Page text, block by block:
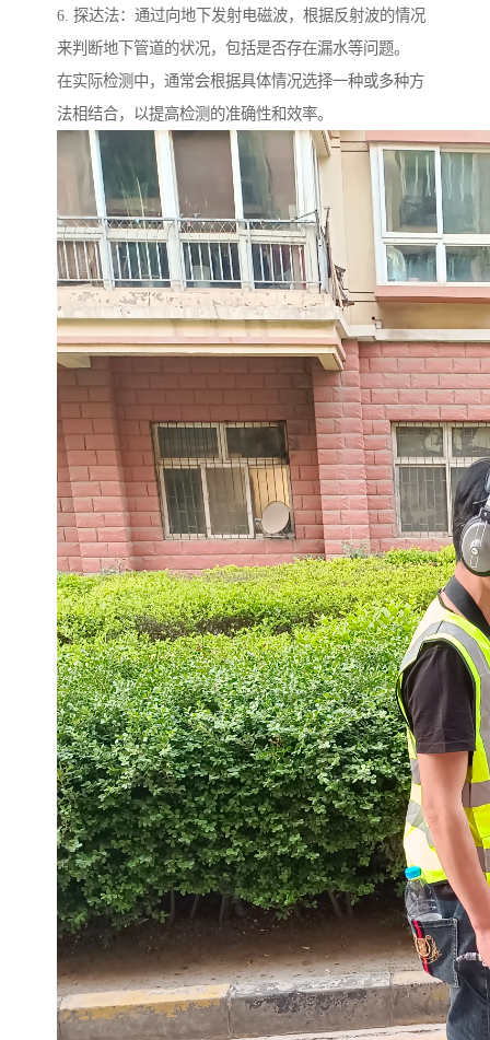
6. 探达法：通过向地下发射电磁波，根据反射波的情况
来判断地下管道的状况，包括是否存在漏水等问题。
在实际检测中，通常会根据具体情况选择一种或多种方
法相结合，以提高检测的准确性和效率。